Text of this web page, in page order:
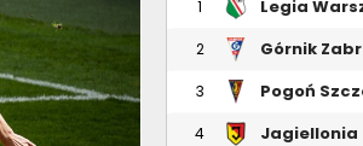
1
Legia
2 Górnik
3 Pogoń
4
Jagiellonia